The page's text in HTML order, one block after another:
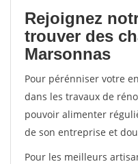
Rejoignez
trouver des
Marsonnas
Pour pérénniser votre
dans les travaux de
pouvoir alimenter
de son entreprise et
Pour les meilleurs